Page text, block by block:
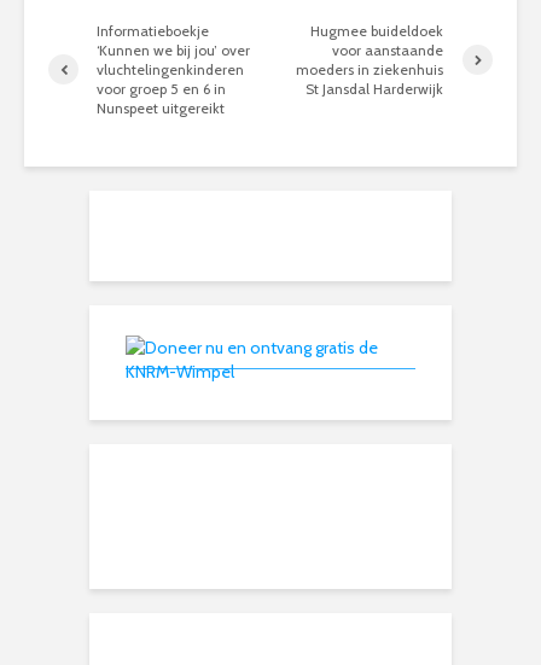
Informatieboekje
‘Kunnen we bij jou’ over
vluchtelingenkinderen
voor groep 5 en 6 in
Nunspeet uitgereikt
Hugmee buideldoek
voor aanstaande
moeders‏ in ziekenhuis
St Jansdal Harderwijk